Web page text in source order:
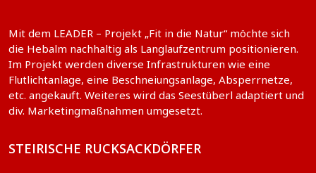
Mit dem LEADER – Projekt „Fit in die Natur“ möchte sich
die Hebalm nachhaltig als Langlaufzentrum positionieren.
Im Projekt werden diverse Infrastrukturen wie eine
Flutlichtanlage, eine Beschneiungsanlage, Absperrnetze,
etc. angekauft. Weiteres wird das Seestüberl adaptiert und
div. Marketingmaßnahmen umgesetzt.
STEIRISCHE RUCKSACKDÖRFER